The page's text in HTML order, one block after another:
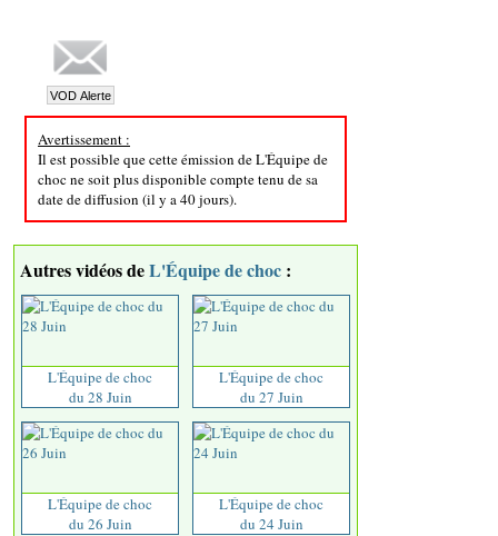
Avertissement :
Il est possible que cette émission de L'Équipe de
choc ne soit plus disponible compte tenu de sa
date de diffusion (il y a 40 jours).
Autres vidéos deL'Équipe de choc :
L'Équipe de choc
du 28 Juin
L'Équipe de choc
du 27 Juin
L'Équipe de choc
du 26 Juin
L'Équipe de choc
du 24 Juin